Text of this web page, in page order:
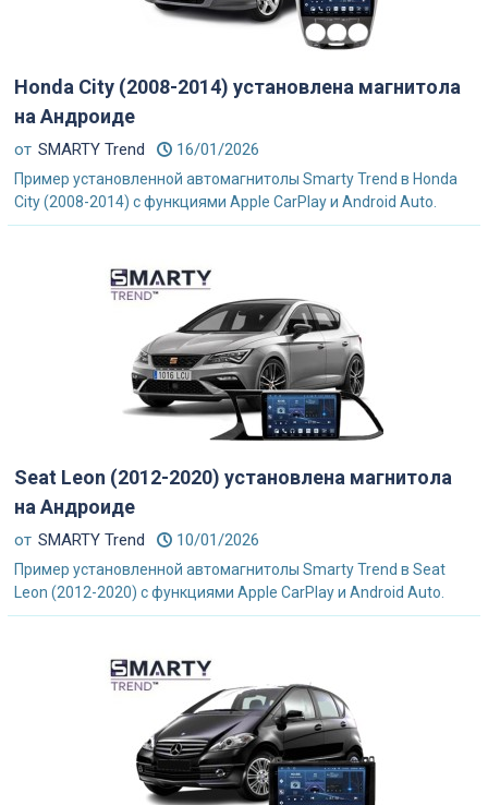
Honda City (2008-2014) установлена магнитола
на Андроиде
от SMARTY Trend 16/01/2026
Пример установленной автомагнитолы Smarty Trend в Honda
City (2008-2014) с функциями Apple CarPlay и Android Auto.
Seat Leon (2012-2020) установлена магнитола
на Андроиде
от SMARTY Trend 10/01/2026
Пример установленной автомагнитолы Smarty Trend в Seat
Leon (2012-2020) с функциями Apple CarPlay и Android Auto.